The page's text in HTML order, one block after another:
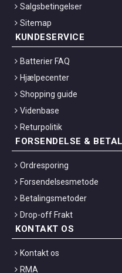
Salgsbetingelser
Sitemap
KUNDESERVICE
Batterier FAQ
Hjælpecenter
Shopping guide
Videnbase
Returpolitik
FORSENDELSE &
Ordresporing
Forsendelsesmetode
Betalingsmetoder
Drop-off Frakt
KONTAKT OS
Kontakt os
RMA